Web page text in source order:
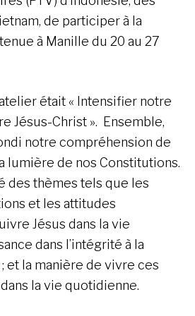
de participer à la
à Manille du 20 au 27
était « Intensifier notre
Jésus-Christ ». Ensemble,
notre compréhension de
lumière de nos Constitutions.
des thèmes tels que les
et les attitudes
Jésus dans la vie
dans l’intégrité à la
et la manière de vivre ces
la vie quotidienne.